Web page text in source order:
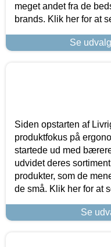
meget andet fra de
brands. Klik her for at
Se
Siden opstarten af
produktfokus på
startede ud med
udvidet deres
produkter, som de
de små. Klik her for at
Se